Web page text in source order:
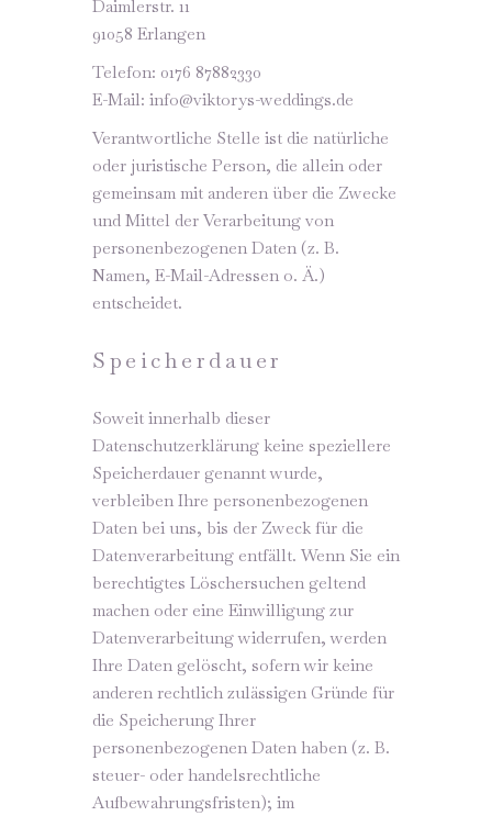
Daimlerstr. 11
91058 Erlangen
Telefon: 0176 87882330
E-Mail: info@viktorys-weddings.de
Verantwortliche Stelle ist die natürliche
oder juristische Person, die allein oder
gemeinsam mit anderen über die Zwecke
und Mittel der Verarbeitung von
personenbezogenen Daten (z. B.
Namen, E-Mail-Adressen o. Ä.)
entscheidet.
Speicherdauer
Soweit innerhalb dieser
Datenschutzerklärung keine speziellere
Speicherdauer genannt wurde,
verbleiben Ihre personenbezogenen
Daten bei uns, bis der Zweck für die
Datenverarbeitung entfällt. Wenn Sie ein
berechtigtes Löschersuchen geltend
machen oder eine Einwilligung zur
Datenverarbeitung widerrufen, werden
Ihre Daten gelöscht, sofern wir keine
anderen rechtlich zulässigen Gründe für
die Speicherung Ihrer
personenbezogenen Daten haben (z. B.
steuer- oder handelsrechtliche
Aufbewahrungsfristen); im